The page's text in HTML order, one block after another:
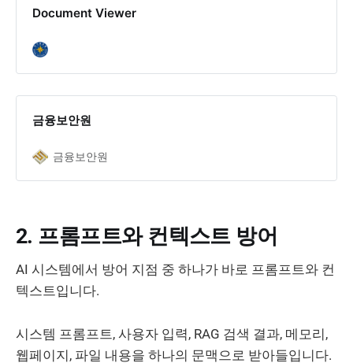
Document Viewer
금융보안원
금융보안원
2. 프롬프트와 컨텍스트 방어
AI 시스템에서 방어 지점 중 하나가 바로 프롬프트와 컨
텍스트입니다.
시스템 프롬프트, 사용자 입력, RAG 검색 결과, 메모리,
웹페이지, 파일 내용을 하나의 문맥으로 받아들입니다.